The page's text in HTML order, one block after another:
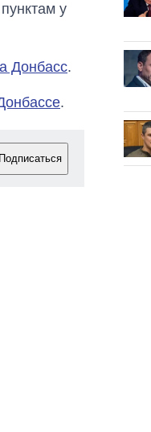
у
Донбасс.
.
Подписаться